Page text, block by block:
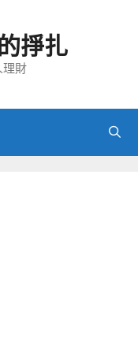
掙扎
理財